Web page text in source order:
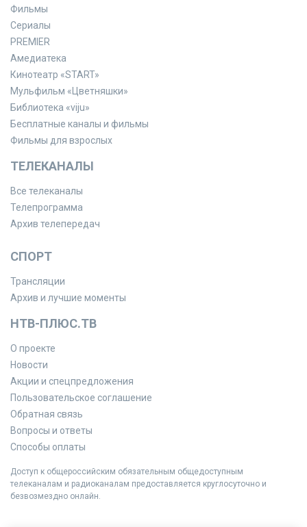
Фильмы
Сериалы
PREMIER
Амедиатека
Кинотеатр «START»
Мульфильм «Цветняшки»
Библиотека «viju»
Бесплатные каналы и фильмы
Фильмы для взрослых
ТЕЛЕКАНАЛЫ
Все телеканалы
Телепрограмма
Архив телепередач
СПОРТ
Трансляции
Архив и лучшие моменты
НТВ-ПЛЮС.ТВ
О проекте
Новости
Акции и спецпредложения
Пользовательское соглашение
Обратная связь
Вопросы и ответы
Способы оплаты
Доступ к общероссийским обязательным общедоступным
телеканалам и радиоканалам предоставляется круглосуточно и
безвозмездно онлайн.